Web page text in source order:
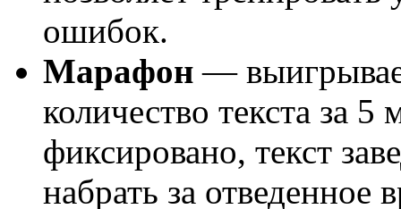
ошибок.
Марафон —
количество текста за 5
фиксировано, текст
набрать за отведенное